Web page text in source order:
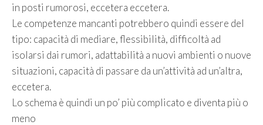
in posti rumorosi, eccetera eccetera.
Le competenze mancanti potrebbero quindi essere del
tipo: capacità di mediare, flessibilità, difficoltà ad
isolarsi dai rumori, adattabilità a nuovi ambienti o nuove
situazioni, capacità di passare da un’attività ad un’altra,
eccetera.
Lo schema è quindi un po’ più complicato e diventa più o
meno